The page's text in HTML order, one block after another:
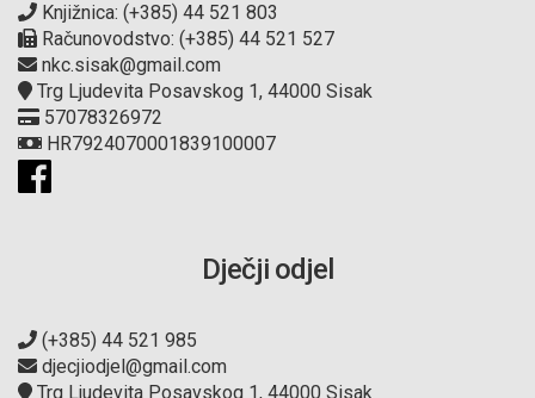
Knjižnica: (+385) 44 521 803
Računovodstvo: (+385) 44 521 527
nkc.sisak@gmail.com
Trg Ljudevita Posavskog 1, 44000 Sisak
57078326972
HR7924070001839100007
Dječji odjel
(+385) 44 521 985
djecjiodjel@gmail.com
Trg Ljudevita Posavskog 1, 44000 Sisak